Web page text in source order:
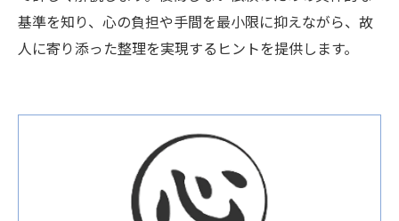
基準を知り、心の負担や手間を最小限に抑えながら、故
人に寄り添った整理を実現するヒントを提供します。